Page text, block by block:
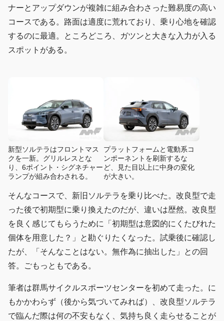
ナーとアップダウンが複雑に組み合わさった難易度の高い
コースである。路面は適度に荒れており、乗り心地を確認
するのに最適。ところどころ、ガツンと大きな入力が入る
スポットがある。
新型ソルテラはフロントマス
クを一新。グリルレスとな
り、6ポイント・シグネチャー
ランプが組み合わされる。
プラットフォームと電動系コ
ンポーネントを刷新するな
ど、見た目以上に中身の変化
が大きい。
そんなコースで、新旧ソルテラを乗り比べた。改良型で走
った後で初期型に乗り換えたのだが、違いは歴然。改良型
を良く感じてもらうために「初期型は意図的にくたびれた
個体を用意した？」と勘ぐりたくなった。試乗後に確認し
たが、「そんなことはない。無作為に抽出した」との回
答。ごもっともである。
筆者は群馬サイクルスポーツセンターを初めて走った。に
もかかわらず（後から気づいてみれば）、改良型ソルテラ
で臨んだ際は何の不安もなく、気持ち良く走らせることが